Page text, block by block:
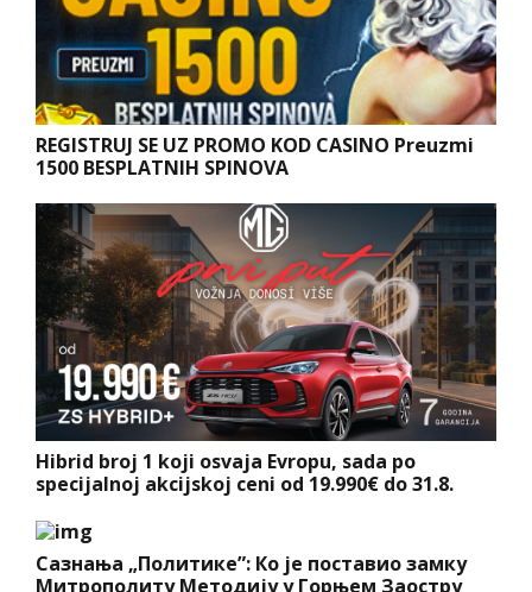
REGISTRUJ SE UZ PROMO KOD CASINO Preuzmi
1500 BESPLATNIH SPINOVA
Hibrid broj 1 koji osvaja Evropu, sada po
specijalnoj akcijskoj ceni od 19.990€ do 31.8.
Сазнања „Политике”: Ко је поставио замку
Митрополиту Методију у Горњем Заостру